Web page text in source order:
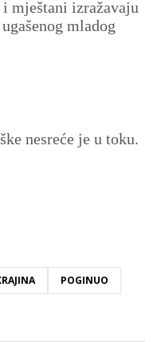
mještani izražavaju
mladog
nesreće je u toku.
POGINUO